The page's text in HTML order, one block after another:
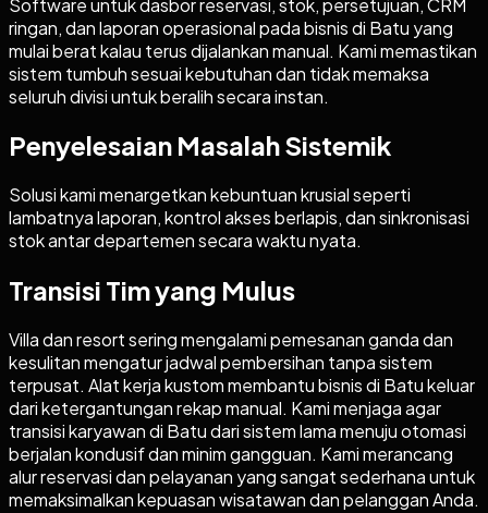
ringan, dan laporan operasional pada bisnis di Batu yang
mulai berat kalau terus dijalankan manual. Kami memastikan
sistem tumbuh sesuai kebutuhan dan tidak memaksa
seluruh divisi untuk beralih secara instan.
Penyelesaian Masalah Sistemik
Solusi kami menargetkan kebuntuan krusial seperti
lambatnya laporan, kontrol akses berlapis, dan sinkronisasi
stok antar departemen secara waktu nyata.
Transisi Tim yang Mulus
Villa dan resort sering mengalami pemesanan ganda dan
kesulitan mengatur jadwal pembersihan tanpa sistem
terpusat. Alat kerja kustom membantu bisnis di Batu keluar
dari ketergantungan rekap manual. Kami menjaga agar
transisi karyawan di Batu dari sistem lama menuju otomasi
berjalan kondusif dan minim gangguan. Kami merancang
alur reservasi dan pelayanan yang sangat sederhana untuk
memaksimalkan kepuasan wisatawan dan pelanggan Anda.